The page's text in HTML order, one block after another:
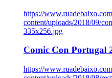
https://
content/uploads/2018/09/
335x256.jpg
Comic Con Portugal
https://